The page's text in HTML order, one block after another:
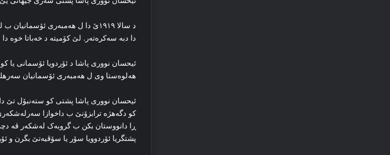
د سالا ۱۹۱۹ێ دا‌ ل هه‌مبه‌ری
دا‌ دبه‌ سه‌کره‌ته‌ر. لێ کۆمیته‌ د خه‌باتا خوه‌
ئیحسان نووری پاشا د ئۆردویا ئۆسمانی یا
هه‌لوه‌ستا وی ل هه‌مبه‌ری ئۆسمانیان
ئیحسان نووری پاشا پشتی کو سته‌نبۆل تێ
ڕا دانووستان بکن ب گروبه‌ک له‌شکه‌ر ڤه‌ دچه‌
پشتگریا ئۆردوویا سۆر یا سۆڤیه‌تێ بگرن و